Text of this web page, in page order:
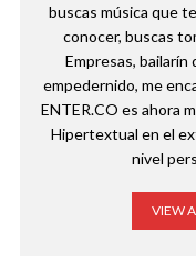
buscas música que
conocer, buscas
Empresas,
empedernido, me
ENTER.CO es ahora
Hipertextual en el
nivel
VIEW